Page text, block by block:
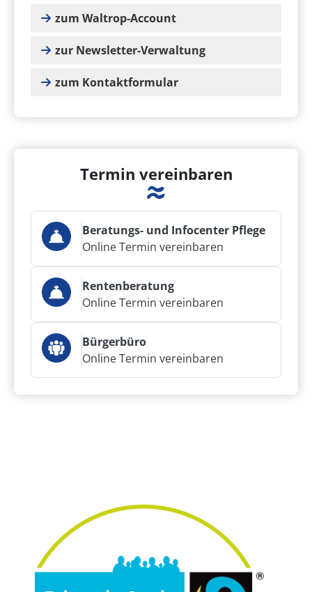
zum Waltrop-Account
zur Newsletter-Verwaltung
zum Kontaktformular
Termin vereinbaren
Beratungs- und Infocenter Pflege
Online Termin vereinbaren
Rentenberatung
Online Termin vereinbaren
Bürgerbüro
Online Termin vereinbaren